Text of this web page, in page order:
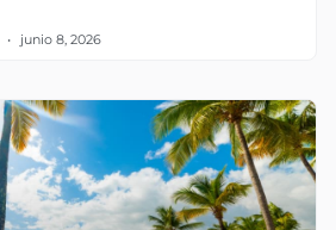
junio 8, 2026